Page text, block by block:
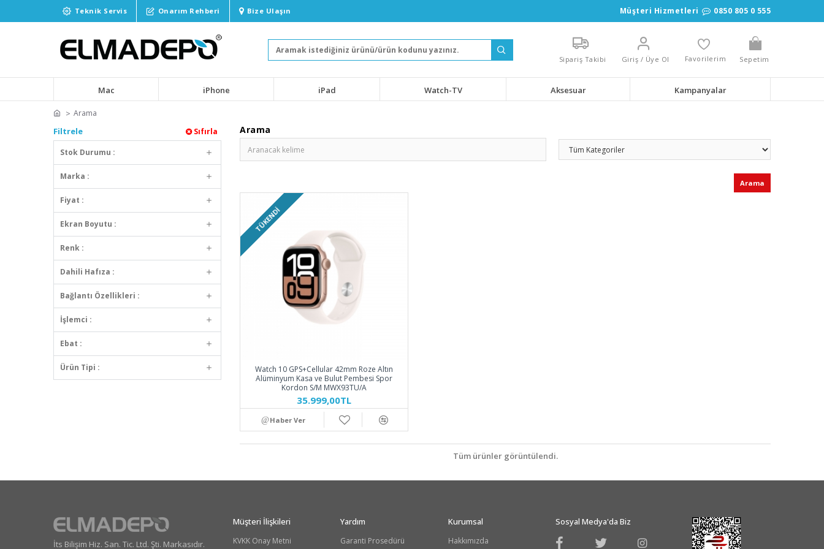
Teknik Servis Onarım Rehberi Bize Ulaşın Müşteri Hizmetleri 0850 805 0 555
Sipariş Takibi Giriş / Üye Ol Favorilerim Sepetim
Mac iPhone iPad Watch-TV Aksesuar Kampanyalar
Arama
Filtrele Sıfırla
Fiyat :
Marka :
Ekran Boyutu :
Dahili Hafıza :
Bağlantı Özellikleri :
Renk :
İşlemci :
Ebat :
Ürün Tipi :
Stok Durumu :
Arama
Arama
TÜKENDI
Watch 10 GPS+Cellular 42mm Roze Altın
Alüminyum Kasa ve Bulut Pembesi Spor
Kordon S/M MWX93TU/A
35.999,00TL
Haber Ver
Tüm ürünler görüntülendi.
İts Bilişim Hiz. San. Tic. Ltd. Şti. Markasıdır.
Müşteri İlişkileri
KVKK Onay Metni
Yardım
Garanti Prosedürü
Kurumsal
Hakkımızda
Sosyal Medya'da Biz